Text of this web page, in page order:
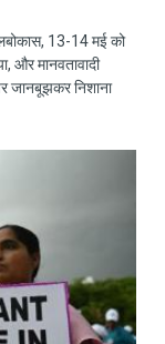
13-14 मई को
और मानवतावादी
जानबूझकर निशाना